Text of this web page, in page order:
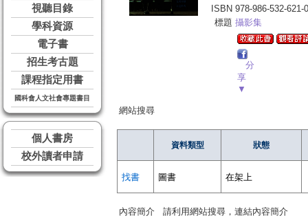
視聽目錄
學科資源
電子書
招生考古題
課程指定用書
國科會人文社會專題書目
個人書房
校外讀者申請
ISBN 978-986-532-621-0
標題 攝影集
分
享
▼
網站搜尋
資料類型 狀態
找書 圖書 在架上
內容簡介 請利用網站搜尋，連結內容簡介